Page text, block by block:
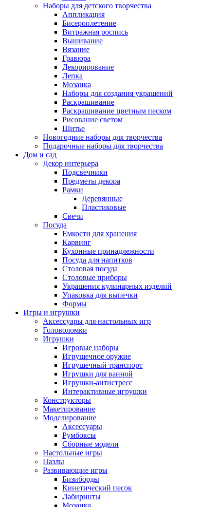
Наборы для детского творчества
Аппликация
Бисероплетение
Витражная роспись
Вышивание
Вязание
Гравюра
Декорирование
Лепка
Мозаика
Наборы для создания украшений
Раскрашивание
Раскрашивание цветным песком
Рисование светом
Шитье
Новогодние наборы для творчества
Подарочные наборы для творчества
Дом и сад
Декор интерьера
Подсвечники
Предметы декора
Рамки
Деревянные
Пластиковые
Свечи
Посуда
Емкости для хранения
Карвинг
Кухонные принадлежности
Посуда для напитков
Столовая посуда
Столовые приборы
Украшения кулинарных изделий
Упаковка для выпечки
Формы
Игры и игрушки
Аксессуары для настольных игр
Головоломки
Игрушки
Игровые наборы
Игрушечное оружие
Игрушечный транспорт
Игрушки для ванной
Игрушки-антистресс
Интерактивные игрушки
Конструкторы
Макетирование
Моделирование
Аксессуары
Румбоксы
Сборные модели
Настольные игры
Пазлы
Развивающие игры
Бизиборды
Кинетический песок
Лабиринты
Мозаика